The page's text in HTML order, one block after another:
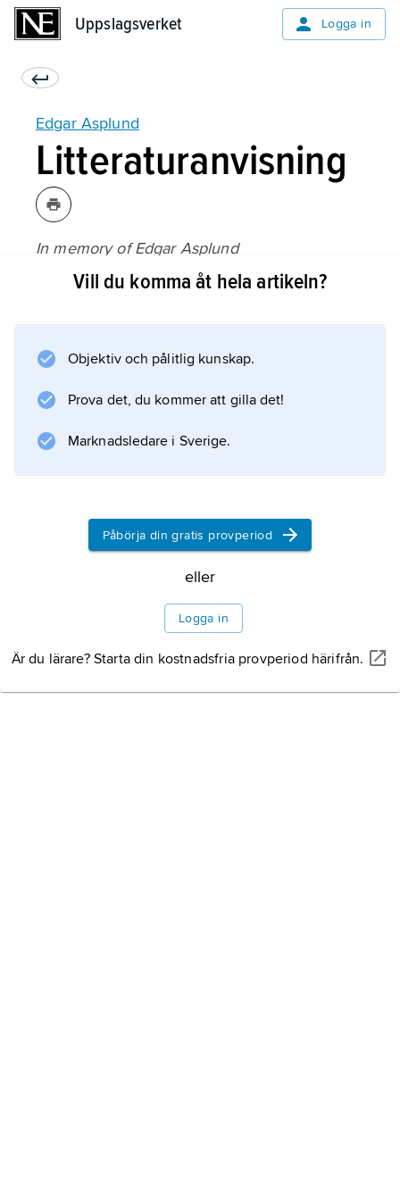
Uppslagsverket Logga in
Edgar Asplund
Litteraturanvisning
In memory of Edgar Asplund
, Proceedings of the Seminar on Random
Information om artikeln
Vill du komma åt hela artikeln?
Objektiv och pålitlig kunskap.
Prova det, du kommer att gilla det!
Marknadsledare i Sverige.
Påbörja din gratis provperiod
eller
Logga in
Är du lärare? Starta din kostnadsfria provperiod härifrån.